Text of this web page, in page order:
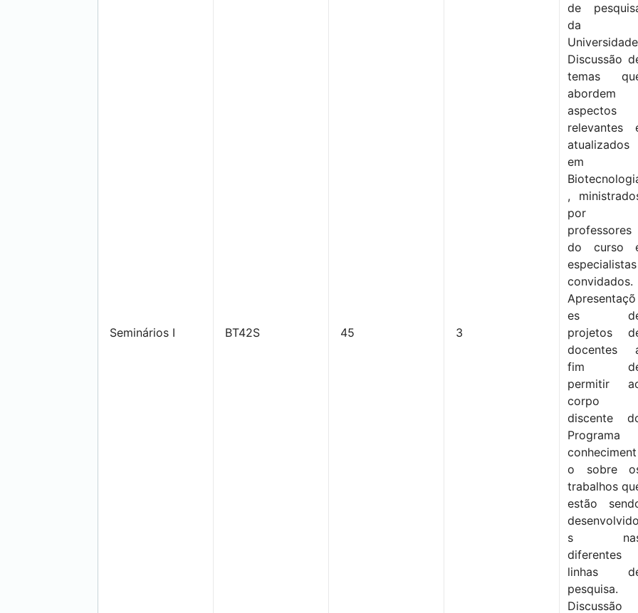
Seminários I BT42S 45 3
de
da
Discussão
temas
abordem
aspectos
relevantes
atualizados
em
,
por
professores
do curso
especialistas
convidados.
Apresentaçõ
es
projetos
docentes
fim
permitir
corpo
discente
Programa
conheciment
o sobre
trabalhos
estão
desenvolvido
s
diferentes
linhas
pesquisa.
Discussão